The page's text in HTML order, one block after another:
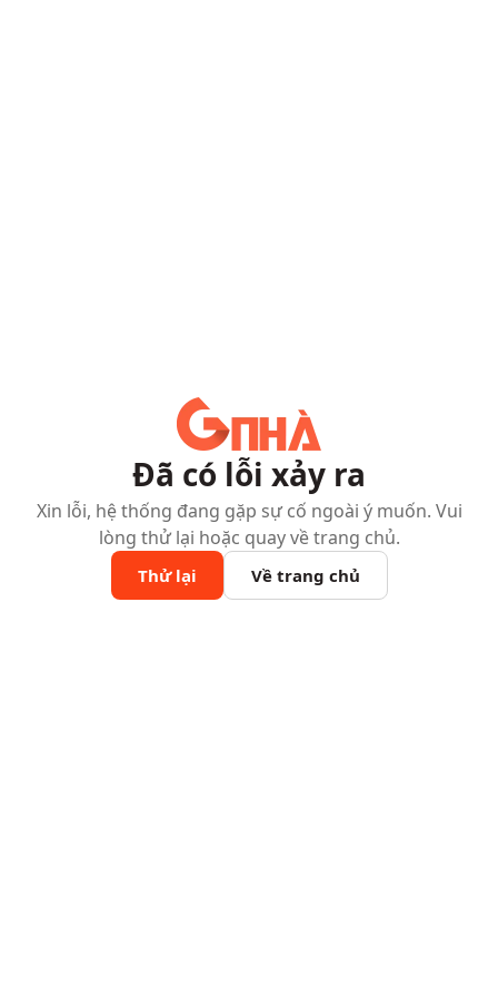
Đã có lỗi xảy ra
Xin lỗi, hệ thống đang gặp sự cố ngoài ý muốn. Vui
lòng thử lại hoặc quay về trang chủ.
Thử lại Về trang chủ